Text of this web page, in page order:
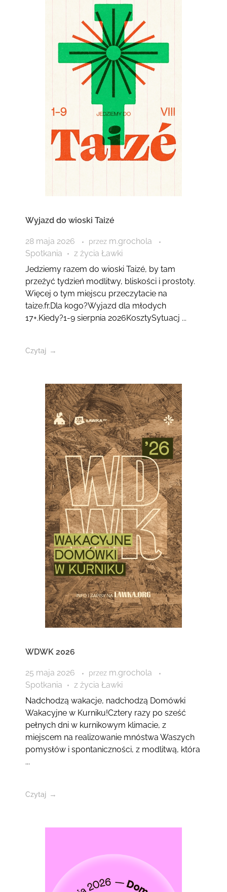
Wyjazd do wioski Taizé
28 maja 2026 przez m.grochola
Spotkania
z życia Ławki
Jedziemy razem do wioski Taizé, by tam
przeżyć tydzień modlitwy, bliskości i prostoty.
Więcej o tym miejscu przeczytacie na
taize.fr.Dla kogo?Wyjazd dla młodych
17+.Kiedy?1-9 sierpnia 2026KosztySytuacj ...
Czytaj
WDWK 2026
25 maja 2026 przez m.grochola
Spotkania
z życia Ławki
Nadchodzą wakacje, nadchodzą Domówki
Wakacyjne w Kurniku!Cztery razy po sześć
pełnych dni w kurnikowym klimacie, z
miejscem na realizowanie mnóstwa Waszych
pomysłów i spontaniczności, z modlitwą, która
...
Czytaj